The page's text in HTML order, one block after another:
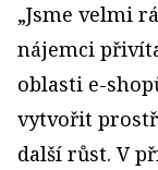
„Jsme velmi
nájemci
oblasti e-
vytvořit
další růst. V